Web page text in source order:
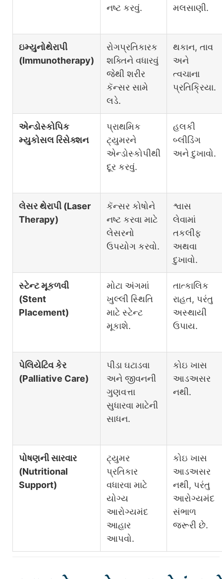
નષ્ટ કરવું.
મલસાણી.
ઇમ્યુનોથેરાપી
(Immunotherapy)
રોગપ્રતિકારક
શક્તિને વધારવું
જેથી શરીર
કૅન્સર સામે
લડે.
થકાન, તાવ
અને
ત્વચાના
પ્રતિક્રિયા.
એન્ડોસ્કોપિક
મ્યુકોસલ રિસેક્શન
પ્રાથમિક
ટ્યુમરને
એન્ડોસ્કોપીથી
દૂર કરવું.
હલકી
બ્લીડિંગ
અને દુખાવો.
લેસર થેરાપી (Laser
Therapy)
કૅન્સર કોષોને
નષ્ટ કરવા માટે
લેસરનો
ઉપયોગ કરવો.
શ્વાસ
લેવામાં
તકલીફ
અથવા
દુખાવો.
સ્ટેન્ટ મૂકળવી
(Stent
Placement)
મોટા અંગમાં
ખુલ્લી સ્થિતિ
માટે સ્ટેન્ટ
મૂકાશે.
તાત્કાલિક
રાહત, પરંતુ
અસ્થાયી
ઉપાય.
પેલિયેટિવ કેર
(Palliative Care)
પીડા ઘટાડવા
અને જીવનની
ગુણવત્તા
સુધારવા માટેની
સાધન.
કોઇ ખાસ
આડઅસર
નથી.
પોષણની સારવાર
(Nutritional
Support)
ટ્યુમર
પ્રતિકાર
વધારવા માટે
યોગ્ય
આરોગ્યમંદ
આહાર
આપવો.
કોઇ ખાસ
આડઅસર
નથી, પરંતુ
આરોગ્યમંદ
સંભાળ
જરૂરી છે.